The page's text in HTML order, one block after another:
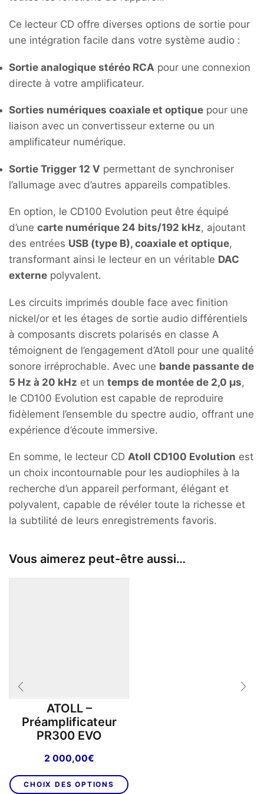
Ce lecteur CD offre diverses options de sortie pour
une intégration facile dans votre système audio :
Sortie analogique stéréo RCA pour une connexion
directe à votre amplificateur.
Sorties numériques coaxiale et optique pour une
liaison avec un convertisseur externe ou un
amplificateur numérique.
Sortie Trigger 12 V permettant de synchroniser
l’allumage avec d’autres appareils compatibles.
En option, le CD100 Evolution peut être équipé
d’une carte numérique 24 bits/192 kHz, ajoutant
des entrées USB (type B), coaxiale et optique,
transformant ainsi le lecteur en un véritable DAC
externe polyvalent.
Les circuits imprimés double face avec finition
nickel/or et les étages de sortie audio différentiels
à composants discrets polarisés en classe A
témoignent de l’engagement d’Atoll pour une qualité
sonore irréprochable. Avec une bande passante de
5 Hz à 20 kHz et un temps de montée de 2,0 µs,
le CD100 Evolution est capable de reproduire
fidèlement l’ensemble du spectre audio, offrant une
expérience d’écoute immersive.
En somme, le lecteur CD Atoll CD100 Evolution est
un choix incontournable pour les audiophiles à la
recherche d’un appareil performant, élégant et
polyvalent, capable de révéler toute la richesse et
la subtilité de leurs enregistrements favoris.
Vous aimerez peut-être aussi…
ATOLL –
Préamplificateur
PR300 EVO
2 000,00€
CHOIX DES OPTIONS
produit